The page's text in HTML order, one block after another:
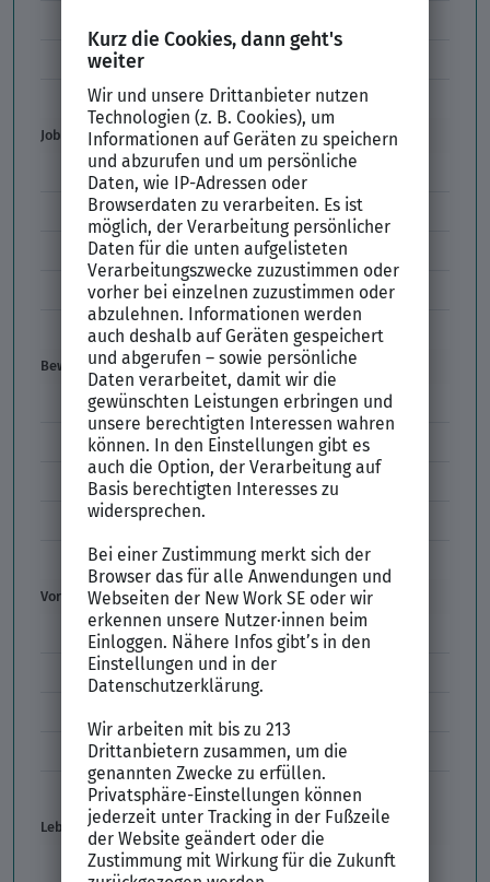
Unbefristeter Arbeitsvertrag
Der XING Bewerbungsratgeber
Job & Karriere
Arbeitsvertrag
Codes im Arbeitszeugnis
Kündigung
Einstiegsgehalt
Gehaltswunsch
Bewerbung
E-Mail-Bewerbung
Anlagen und Zeugnisse
Initiativbewerbung
Interne Bewerbung
Empfehlungsschreiben
Vorstellungsgespräch
Vorstellungsgespräch Fragen
Schwächen im Vorstellungsgespräch
Vorbereitung Vorstellungsgespräch
Vorstellungsgespräch per Skype
Lebenslauf
Lebenslauf Aufbau und Inhalt